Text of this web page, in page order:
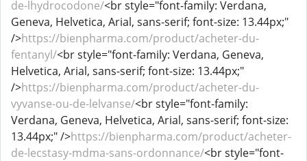
de-lhydrocodone/<br style="font-family: Verdana,
Geneva, Helvetica, Arial, sans-serif; font-size: 13.44px;"
/>https://bienpharma.com/product/acheter-du-
fentanyl/<br style="font-family: Verdana, Geneva,
Helvetica, Arial, sans-serif; font-size: 13.44px;"
/>https://bienpharma.com/product/acheter-du-
vyvanse-ou-de-lelvanse/<br style="font-family:
Verdana, Geneva, Helvetica, Arial, sans-serif; font-size:
13.44px;" />https://bienpharma.com/product/acheter-
de-lecstasy-mdma-sans-ordonnance/<br style="font-